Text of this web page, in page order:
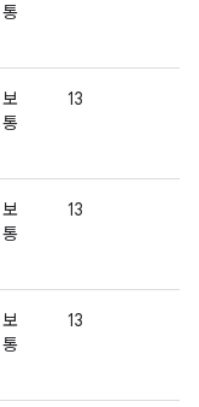
통
보
통
13
보
통
13
보
통
13